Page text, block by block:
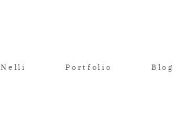
Nelli Portfolio Blog